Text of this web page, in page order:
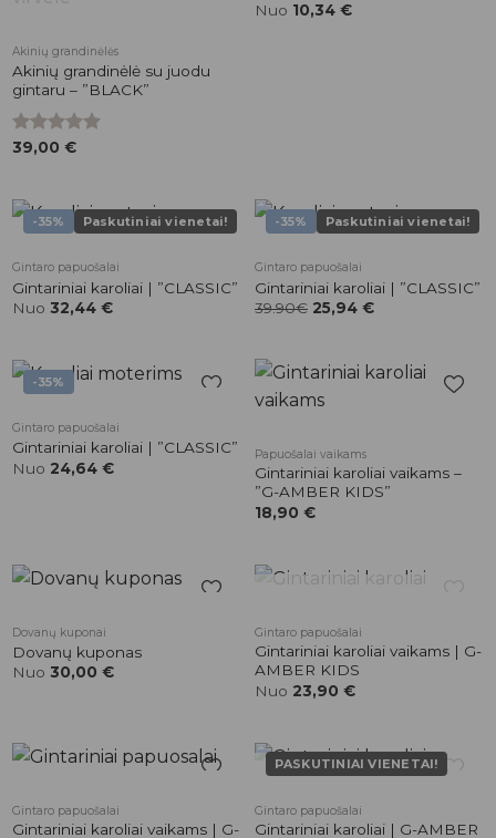
Akinių grandinėlės
Akinių grandinėlė su juodu
gintaru – ”BLACK”
Įvertinimas:
39,00 €
Nuo 10,34 €
-35% Paskutiniai vienetai!
patikusios
Gintaro papuošalai
Gintariniai karoliai | ”CLASSIC”
Nuo 32,44 €
-35% Paskutiniai vienetai!
patikusios
Gintaro papuošalai
Gintariniai karoliai | ”CLASSIC”
39.90€ 25,94 €
-35%
patikusios
Gintaro papuošalai
Gintariniai karoliai | ”CLASSIC”
Nuo 24,64 €
Papuošalai vaikams
Gintariniai karoliai vaikams –
”G-AMBER KIDS”
18,90 €
Dovanų kuponai
Dovanų kuponas
Nuo 30,00 €
patikusios
prekės
Gintaro papuošalai
Gintariniai karoliai vaikams | G-
AMBER KIDS
Nuo 23,90 €
patikusios
Gintaro papuošalai
Gintariniai karoliai vaikams | G-
PASKUTINIAI VIENETAI!
patikusios
Gintaro papuošalai
Gintariniai karoliai | G-AMBER